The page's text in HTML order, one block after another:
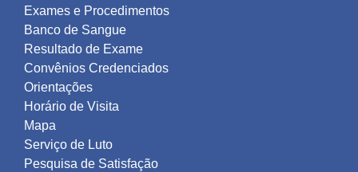
Exames e Procedimentos
Banco de Sangue
Resultado de Exame
Convênios Credenciados
Orientações
Horário de Visita
Mapa
Serviço de Luto
Pesquisa de Satisfação